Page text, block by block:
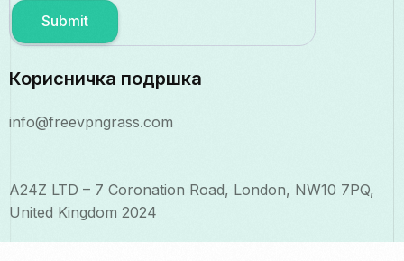
Submit
Корисничка подршка
info@freevpngrass.com
A24Z LTD – 7 Coronation Road, London, NW10 7PQ,
United Kingdom 2024